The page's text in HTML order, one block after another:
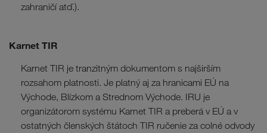
zahraničí atď.).
Karnet TIR
Karnet TIR je tranzitným dokumentom s najširším
rozsahom platnosti. Je platný aj za hranicami EÚ na
Východe, Blízkom a Strednom Východe. IRU je
organizátorom systému Karnet TIR a preberá v EÚ a v
ostatných členských štátoch TIR ručenie za colné odvody